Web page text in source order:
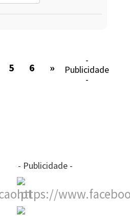
5 6 »
-
Publicidade
-
- Publicidade -